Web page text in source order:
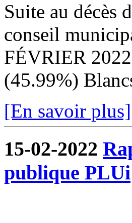
Suite au décès
conseil
FÉVRIER
(45.99%)
[En savoir plus]
15-02-2022
publique PLUi